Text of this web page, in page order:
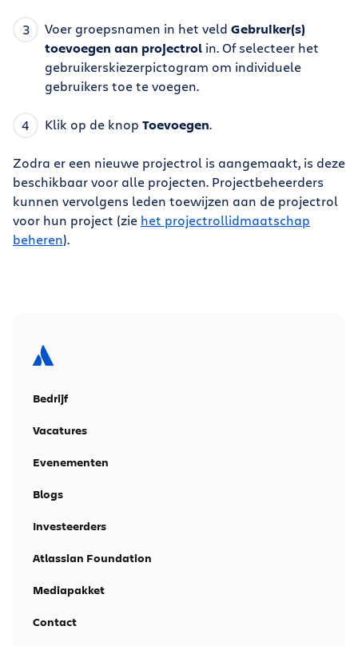
Voer groepsnamen in het veld Gebruiker(s)
toevoegen aan projectrol in. Of selecteer het
gebruikerskiezerpictogram om individuele
gebruikers toe te voegen.
Klik op de knop Toevoegen.
Zodra er een nieuwe projectrol is aangemaakt, is deze
beschikbaar voor alle projecten. Projectbeheerders
kunnen vervolgens leden toewijzen aan de projectrol
voor hun project (zie het projectrollidmaatschap
beheren).
Bedrijf
Vacatures
Evenementen
Blogs
Investeerders
Atlassian Foundation
Mediapakket
Contact